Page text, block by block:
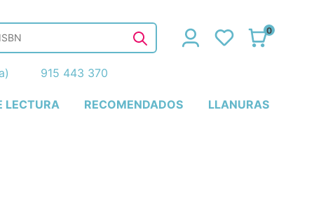
LECTURA RECOMENDADOS LLANURAS
0
915 443 370